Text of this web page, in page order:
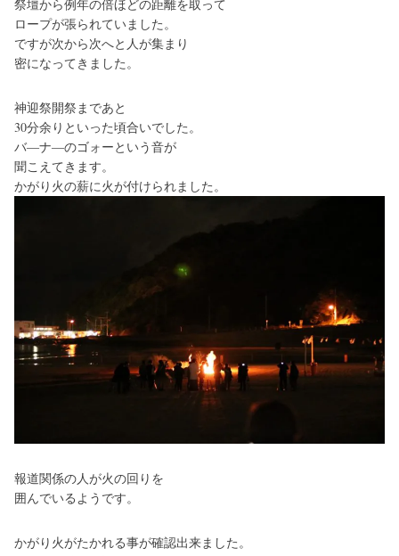
祭壇から例年の倍ほどの距離を取って
ロープが張られていました。
ですが次から次へと人が集まり
密になってきました。
神迎祭開祭まであと
30分余りといった頃合いでした。
バ―ナ―のゴォーという音が
聞こえてきます。
かがり火の薪に火が付けられました。
報道関係の人が火の回りを
囲んでいるようです。
かがり火がたかれる事が確認出来ました。